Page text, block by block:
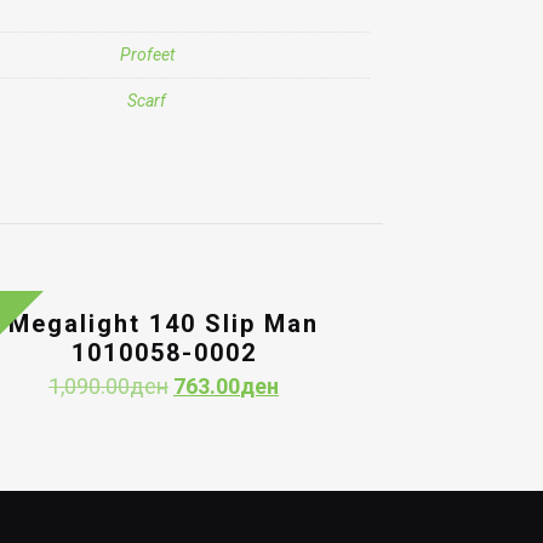
Profeet
Scarf
Megalight 140 Slip Man
1010058-0002
1,090.00ден Original
763.00ден